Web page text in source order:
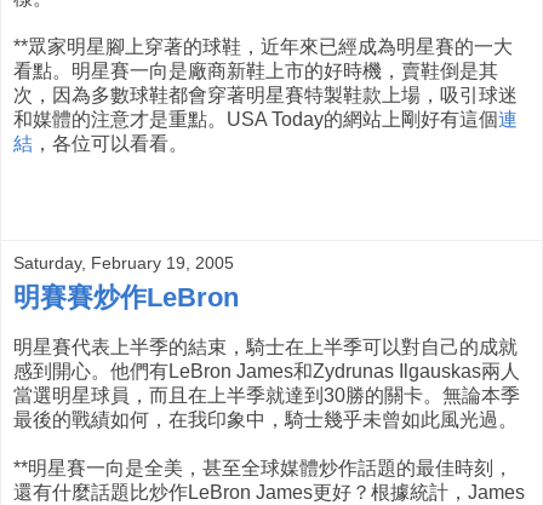
**眾家明星腳上穿著的球鞋，近年來已經成為明星賽的一大
看點。明星賽一向是廠商新鞋上市的好時機，賣鞋倒是其
次，因為多數球鞋都會穿著明星賽特製鞋款上場，吸引球迷
和媒體的注意才是重點。USA Today的網站上剛好有這個連
結 ，各位可以看看。
Saturday, February 19, 2005
明賽賽炒作LeBron
明星賽代表上半季的結束，騎士在上半季可以對自己的成就
感到開心。他們有LeBron James和Zydrunas Ilgauskas兩人
當選明星球員，而且在上半季就達到30勝的關卡。無論本季
最後的戰績如何，在我印象中，騎士幾乎未曾如此風光過。
**明星賽一向是全美，甚至全球媒體炒作話題的最佳時刻，
還有什麼話題比炒作LeBron James更好？根據統計，James